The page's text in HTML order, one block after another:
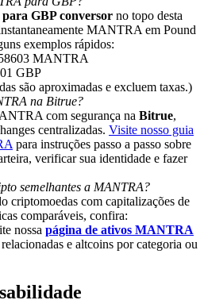
Win
prize pool
500,000 USDT
GBP conversor no topo desta
MANTRA em Pound
exemplos rápidos:
MANTRA
GBP
são aproximadas e excluem taxas.)
na Bitrue?
com segurança na Bitrue,
centralizadas. Visite nosso guia
para instruções passo a passo sobre
verificar sua identidade e fazer
semelhantes a MANTRA?
criptomoedas com capitalizações de
comparáveis, confira:
nossa página de ativos MANTRA
e altcoins por categoria ou